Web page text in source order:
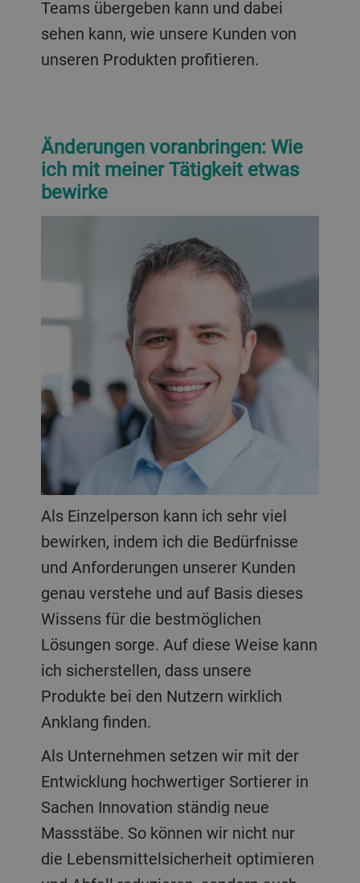
Teams übergeben kann und dabei
sehen kann, wie unsere Kunden von
unseren Produkten profitieren.
Änderungen voranbringen: Wie
ich mit meiner Tätigkeit etwas
bewirke
Als Einzelperson kann ich sehr viel
bewirken, indem ich die Bedürfnisse
und Anforderungen unserer Kunden
genau verstehe und auf Basis dieses
Wissens für die bestmöglichen
Lösungen sorge. Auf diese Weise kann
ich sicherstellen, dass unsere
Produkte bei den Nutzern wirklich
Anklang finden.
Als Unternehmen setzen wir mit der
Entwicklung hochwertiger Sortierer in
Sachen Innovation ständig neue
Massstäbe. So können wir nicht nur
die Lebensmittelsicherheit optimieren